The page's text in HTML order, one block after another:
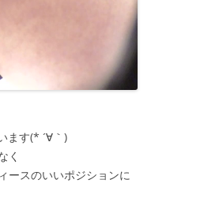
ます(* ´∀｀)
く
ースのいいポジションに